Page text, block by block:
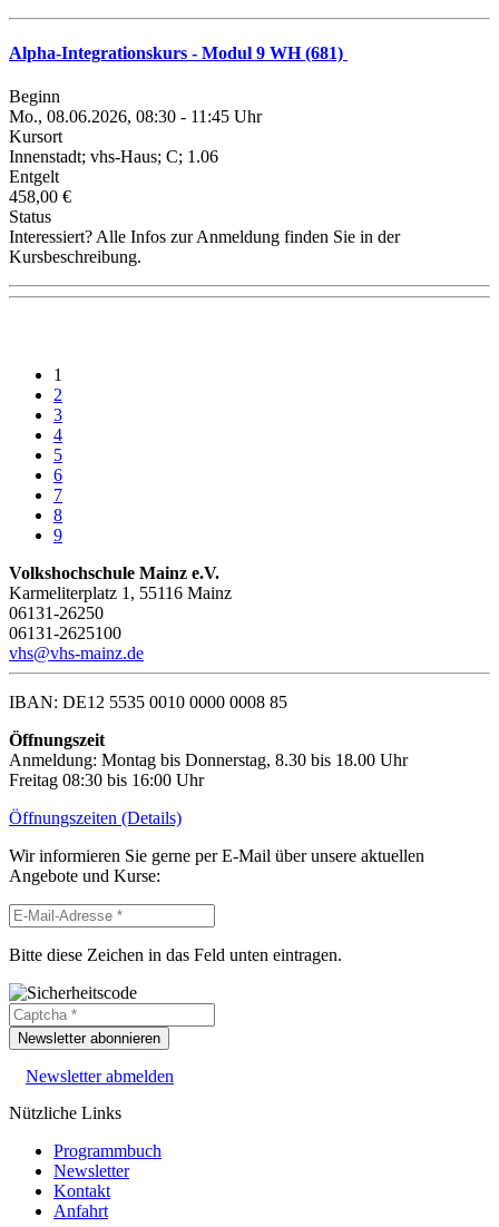
Alpha-Integrationskurs - Modul 9 WH (681)
Beginn
Mo., 08.06.2026, 08:30 - 11:45 Uhr
Kursort
Innenstadt; vhs-Haus; C; 1.06
Entgelt
458,00 €
Status
Interessiert? Alle Infos zur Anmeldung finden Sie in der
Kursbeschreibung.
1
2
3
4
5
6
7
8
9
Volkshochschule Mainz e.V.
Karmeliterplatz 1, 55116 Mainz
06131-26250
06131-2625100
vhs@vhs-mainz.de
IBAN: DE12 5535 0010 0000 0008 85
Öffnungszeit
Anmeldung: Montag bis Donnerstag, 8.30 bis 18.00 Uhr
Freitag 08:30 bis 16:00 Uhr
Öffnungszeiten (Details)
Wir informieren Sie gerne per E-Mail über unsere aktuellen
Angebote und Kurse:
Bitte diese Zeichen in das Feld unten eintragen.
Newsletter abonnieren
Newsletter abmelden
Nützliche Links
Programmbuch
Newsletter
Kontakt
Anfahrt